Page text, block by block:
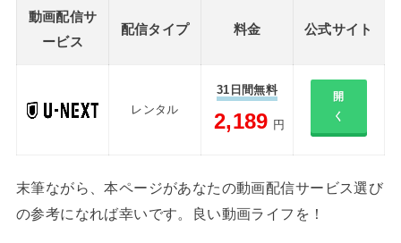
動画配信サ
ービス
配信タイプ 料金 公式サイト
レンタル
31日間無料
2,189 円
開
く
末筆ながら、本ページがあなたの動画配信サービス選び
の参考になれば幸いです。良い動画ライフを！